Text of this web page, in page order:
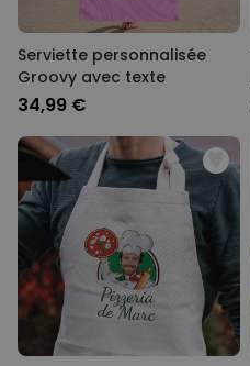
Serviette personnalisée
Groovy avec texte
34,99 €